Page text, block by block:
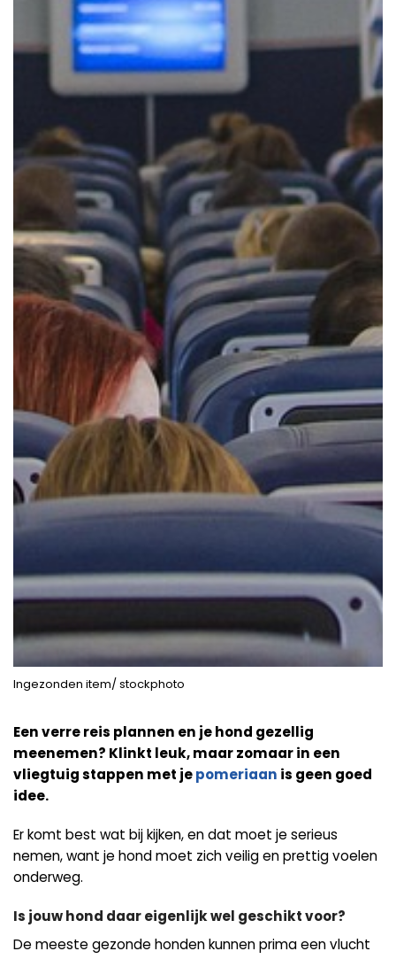
Ingezonden item/ stockphoto
Een verre reis plannen en je hond gezellig
meenemen? Klinkt leuk, maar zomaar in een
vliegtuig stappen met jepomeriaan is geen goed
idee.
Er komt best wat bij kijken, en dat moet je serieus
nemen, want je hond moet zich veilig en prettig voelen
onderweg.
Is jouw hond daar eigenlijk wel geschikt voor?
De meeste gezonde honden kunnen prima een vlucht